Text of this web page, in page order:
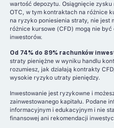
wartość depozytu. Osiągnięcie
OTC, w tym kontraktach na różnice
na ryzyko poniesienia straty, nie jest
różnice kursowe (CFD) mogą nie
inwestorów.
Od 74% do 89% rachunków
straty pieniężne w wyniku handlu
rozumiesz, jak działają kontrakty
wysokie ryzyko utraty pieniędzy.
Inwestowanie jest ryzykowne i
zainwestowanego kapitału. Podane
informacyjnym i edukacyjnym i nie
finansowej ani rekomendacji